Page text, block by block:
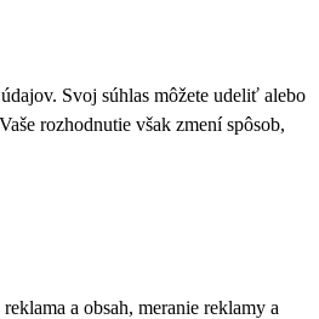
Svoj súhlas môžete udeliť alebo
rozhodnutie však zmení spôsob,
a obsah, meranie reklamy a